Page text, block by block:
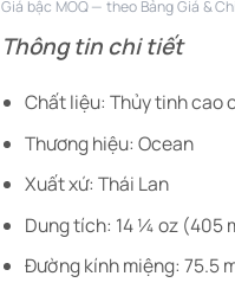
Giá bậc MOQ — theo Bảng Giá &
Thông tin chi tiết
Chất liệu: Thủy tinh cao
Thương hiệu: Ocean
Xuất xứ: Thái Lan
Dung tích: 14 ¼ oz (405
Đường kính miệng: 75.5